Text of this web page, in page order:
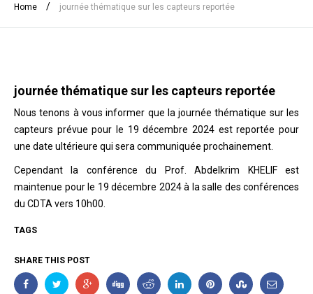
Home / journée thématique sur les capteurs reportée
journée thématique sur les capteurs reportée
Nous tenons à vous informer que la journée thématique sur les
capteurs prévue pour le 19 décembre 2024 est reportée pour
une date ultérieure qui sera communiquée prochainement.
Cependant la conférence du Prof. Abdelkrim KHELIF est
maintenue pour le 19 décembre 2024 à la salle des conférences
du CDTA vers 10h00.
TAGS
SHARE THIS POST